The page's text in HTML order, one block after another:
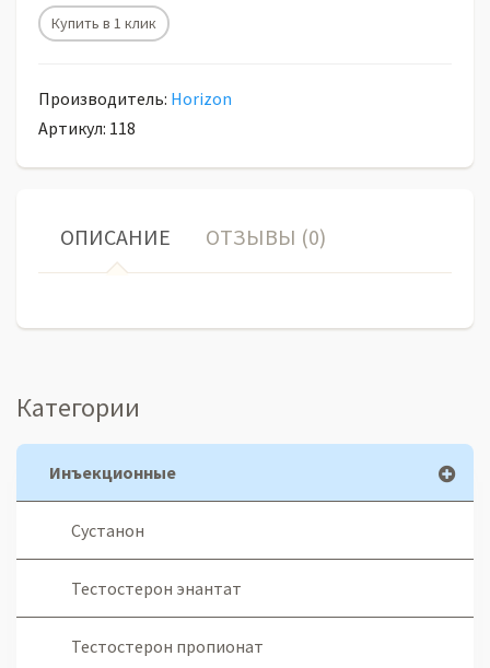
Купить в 1 клик
Производитель: Horizon
Артикул: 118
ОПИСАНИЕ ОТЗЫВЫ (0)
Категории
Инъекционные
Сустанон
Тестостерон энантат
Тестостерон пропионат